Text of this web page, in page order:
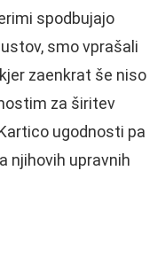
spodbujajo
smo vprašali
zaenkrat še niso
za širitev
ugodnosti pa
njihovih upravnih